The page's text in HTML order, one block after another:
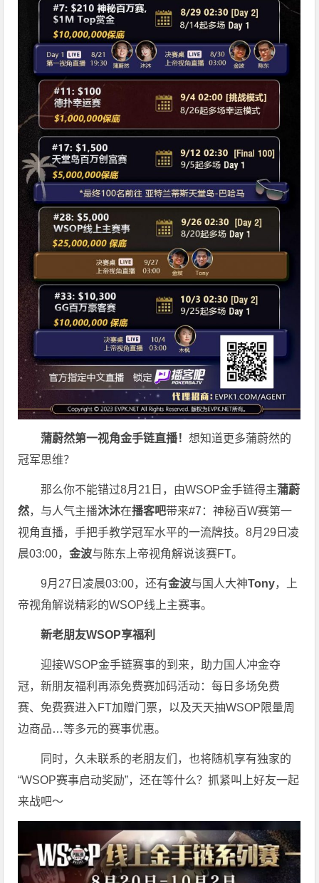
蒲蔚然第一视角金手链直播！想知道更多蒲蔚然的
冠军思维？
那么你不能错过8月21日， 由WSOP金手链得主蒲蔚
然，与人气主播沐沐在播客吧带来#7：神秘百W赛第一
视角直播，手把手教学冠军水平的一流牌技。8月29日凌
晨03:00，金波与陈东上帝视角解说该赛FT。
9月27日凌晨03:00，还有金波与国人大神Tony，上
帝视角解说精彩的WSOP线上主赛事。
新老朋友WSOP享福利
迎接WSOP金手链赛事的到来，助力国人冲金夺
冠，新朋友福利再添免费赛加码活动：每日多场免费
赛、免费赛进入FT加赠门票，以及天天抽WSOP限量周
边商品…等多元的赛事优惠。
同时，久未联系的老朋友们，也将随机享有独家的
“WSOP赛事启动奖励”，还在等什么？抓紧叫上好友一起
来战吧～